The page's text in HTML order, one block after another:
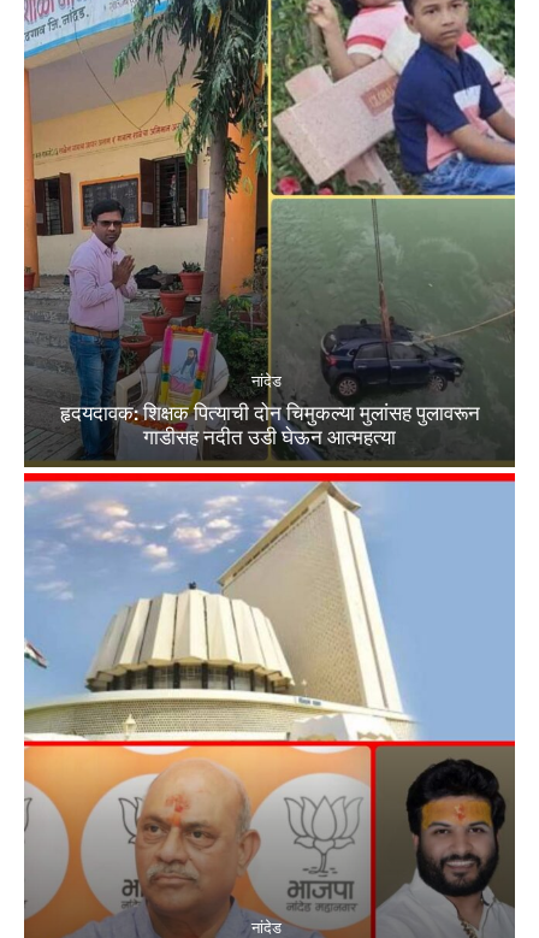
नांदेड
हृदयदावक: शिक्षक पित्याची दोन चिमुकल्या मुलांसह पुलावरून
गाडीसह नदीत उडी घेऊन आत्महत्या
नांदेड